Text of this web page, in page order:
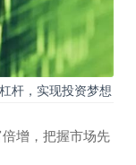
杆，实现投资梦想
增，把握市场先